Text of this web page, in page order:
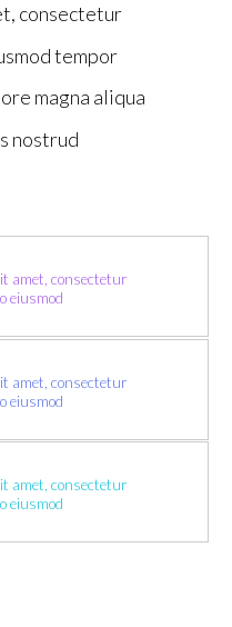
consectetur
tempor
magna aliqua
nostrud
amet, consectetur
eiusmod
amet, consectetur
eiusmod
amet, consectetur
eiusmod